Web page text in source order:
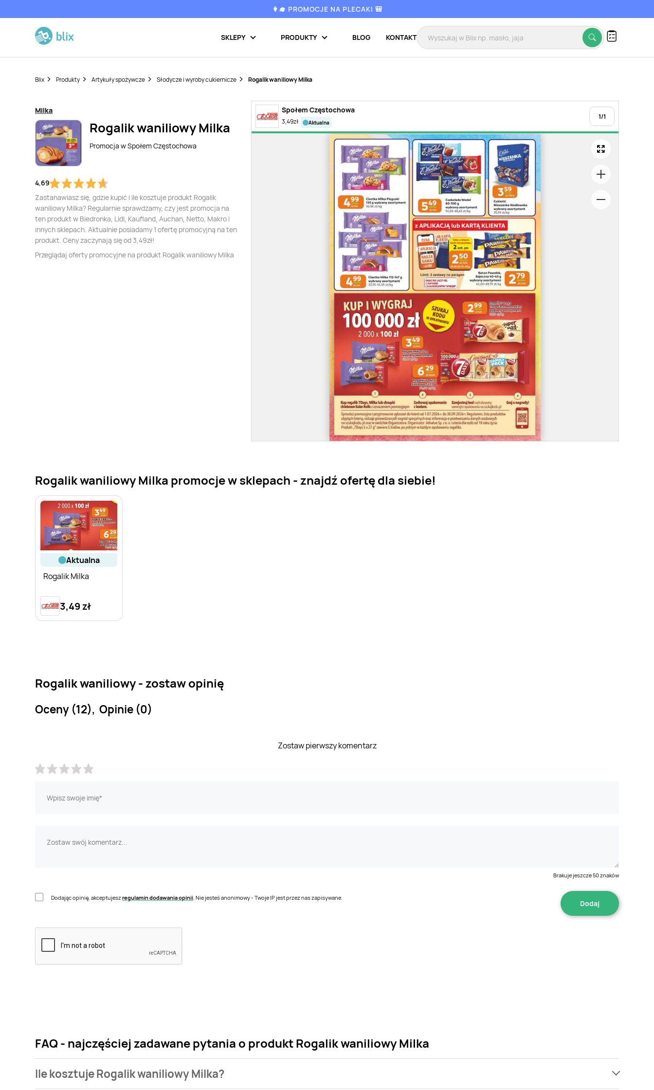
👩‍🎓 PROMOCJE NA PLECAKI 🎒
SKLEPY PRODUKTY BLOG KONTAKT
Blix Produkty Artykuły spożywcze Słodycze i wyroby cukiernicze Rogalik waniliowy Milka
Milka
Rogalik waniliowy Milka
Promocja wSpołem Częstochowa
4,69
Zastanawiasz się, gdzie kupić i ile kosztuje produkt Rogalik
waniliowy Milka? Regularnie sprawdzamy, czy jest promocja na
ten produkt w Biedronka, Lidl, Kaufland, Auchan, Netto, Makro i
innych sklepach. Aktualnie posiadamy 1 ofertę promocyjną na ten
produkt. Ceny zaczynają się od 3,49zł!
Przeglądaj oferty promocyjne na produkt Rogalik waniliowy Milka
Społem Częstochowa
3,49zł aktualna
1/1
Rogalik waniliowy Milka promocje w sklepach - znajdź ofertę dla siebie!
aktualna
Rogalik Milka
3,49 zł
Rogalik waniliowy - zostaw opinię
Oceny (12), Opinie (0)
Zostaw pierwszy komentarz
Brakuje jeszcze50 znaków
Dodając opinię, akceptujeszregulamin dodawania opinii . Nie jesteś anonimowy - Twoje IP jest przez nas zapisywane.
FAQ - najczęściej zadawane pytania o produkt Rogalik waniliowy Milka
Ile kosztuje Rogalik waniliowy Milka?